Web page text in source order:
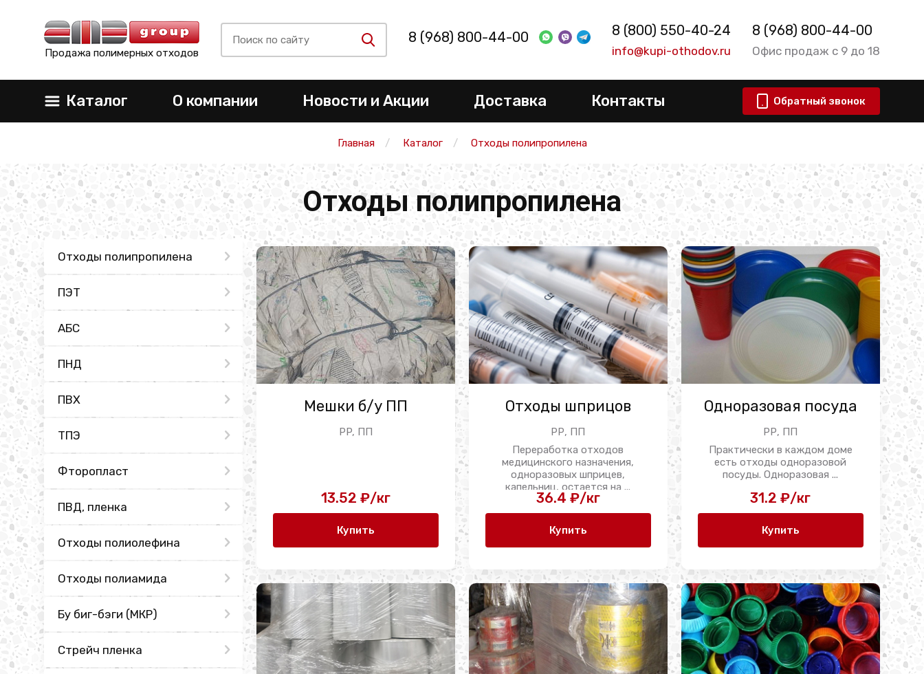
Продажа полимерных отходов
8 (968) 800-44-00 8 (800) 550-40-24
info@kupi-othodov.ru
8 (968) 800-44-00
Офис продаж с 9 до 18
Каталог О компании Новости и Акции Доставка Контакты Обратный звонок
Главная Каталог Отходы полипропилена
Отходы полипропилена
Отходы полипропилена
ПЭТ
АБС
ПНД
ПВХ
ТПЭ
Фторопласт
ПВД, пленка
Отходы полиолефина
Отходы полиамида
Бу биг-бэги (МКР)
Стрейч пленка
Мешки б/у ПП
PP, ПП
13.52 ₽/кг
Купить
Отходы шприцов
РР, ПП
Переработка отходов
медицинского назначения,
одноразовых шприцев,
капельниц, остается на ...
36.4 ₽/кг
Купить
Одноразовая посуда
РР, ПП
Практически в каждом доме
есть отходы одноразовой
посуды. Одноразовая ...
31.2 ₽/кг
Купить